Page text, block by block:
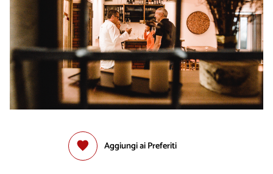
Aggiungi ai Preferiti